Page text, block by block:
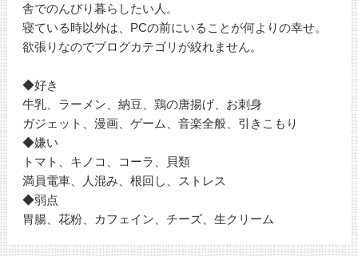
舎でのんびり暮らしたい人。
寝ている時以外は、PCの前にいることが何よりの幸せ。
欲張りなのでブログカテゴリが絞れません。
◆好き
牛乳、ラーメン、納豆、鶏の唐揚げ、お刺身
ガジェット、漫画、ゲーム、音楽全般、引きこもり
◆嫌い
トマト、キノコ、コーラ、貝類
満員電車、人混み、根回し、ストレス
◆弱点
胃腸、花粉、カフェイン、チーズ、生クリーム